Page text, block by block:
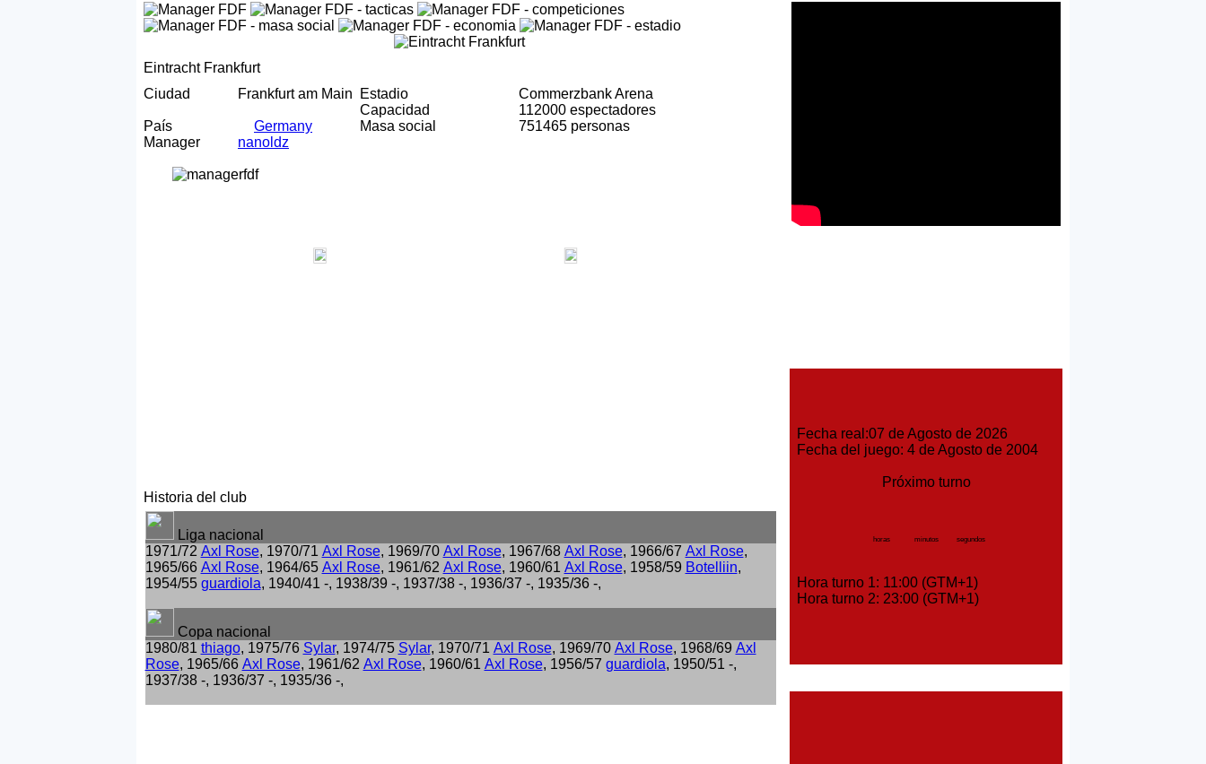
Eintracht Frankfurt
Ciudad
Frankfurt am Main Estadio
Commerzbank Arena
Capacidad
112000 espectadores
País
Germany Masa social
751465 personas
Manager
nanoldz
Historia del club
Liga nacional
1971/72 Axl Rose, 1970/71 Axl Rose, 1969/70 Axl Rose, 1967/68 Axl Rose, 1966/67 Axl Rose,
1965/66 Axl Rose, 1964/65 Axl Rose, 1961/62 Axl Rose, 1960/61 Axl Rose, 1958/59 Botelliin,
1954/55 guardiola, 1940/41 -, 1938/39 -, 1937/38 -, 1936/37 -, 1935/36 -,
Copa nacional
1980/81 thiago, 1975/76 Sylar, 1974/75 Sylar, 1970/71 Axl Rose, 1969/70 Axl Rose, 1968/69 Axl
Rose, 1965/66 Axl Rose, 1961/62 Axl Rose, 1960/61 Axl Rose, 1956/57 guardiola, 1950/51 -,
1937/38 -, 1936/37 -, 1935/36 -,
Fecha real:07 de Agosto de 2026
Fecha del juego: 4 de Agosto de 2004
Próximo turno
horas minutos segundos
Hora turno 1: 11:00 (GTM+1)
Hora turno 2: 23:00 (GTM+1)